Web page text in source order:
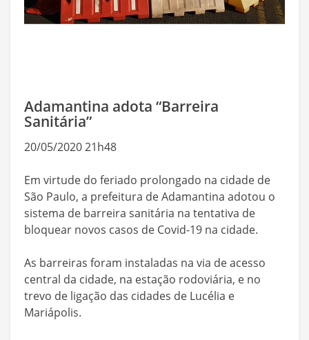
Adamantina adota “Barreira
Sanitária”
20/05/2020 21h48
Em virtude do feriado prolongado na cidade de
São Paulo, a prefeitura de Adamantina adotou o
sistema de barreira sanitária na tentativa de
bloquear novos casos de Covid-19 na cidade.
As barreiras foram instaladas na via de acesso
central da cidade, na estação rodoviária, e no
trevo de ligação das cidades de Lucélia e
Mariápolis.